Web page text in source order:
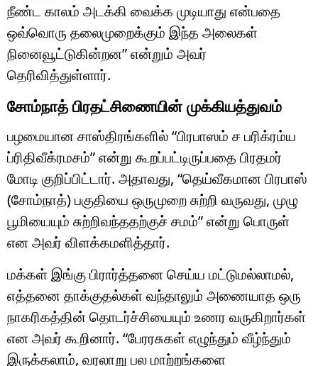
நீண்ட காலம் அடக்கி வைக்க முடியாது என்பதை
ஒவ்வொரு தலைமுறைக்கும் இந்த அலைகள்
நினைவூட்டுகின்றன” என்றும் அவர்
தெரிவித்துள்ளார்.
சோம்நாத் பிரதட்சிணையின் முக்கியத்துவம்
பழமையான சாஸ்திரங்களில் “பிரபாஸம் ச பரிக்ரம்ய
ப்ரிதிவீக்ரமசம்” என்று கூறப்பட்டிருப்பதை பிரதமர்
மோடி குறிப்பிட்டார். அதாவது, “தெய்வீகமான பிரபாஸ்
(சோம்நாத்) பகுதியை ஒருமுறை சுற்றி வருவது, முழு
பூமியையும் சுற்றிவந்ததற்குச் சமம்” என்று பொருள்
என அவர் விளக்கமளித்தார்.
மக்கள் இங்கு பிரார்த்தனை செய்ய மட்டுமல்லாமல்,
எத்தனை தாக்குதல்கள் வந்தாலும் அணையாத ஒரு
நாகரிகத்தின் தொடர்ச்சியையும் உணர வருகிறார்கள்
என அவர் கூறினார். “பேரரசுகள் எழுந்தும் வீழ்ந்தும்
இருக்கலாம், வரலாறு பல மாற்றங்களை